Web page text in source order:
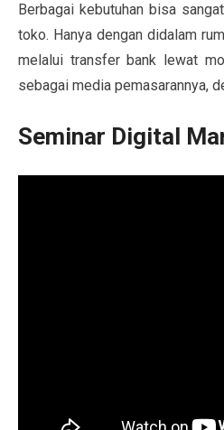
Berbagai kebutuhan bisa
toko. Hanya dengan didalam
melalui transfer bank lewat
sebagai media pemasarannya,
Seminar Digital